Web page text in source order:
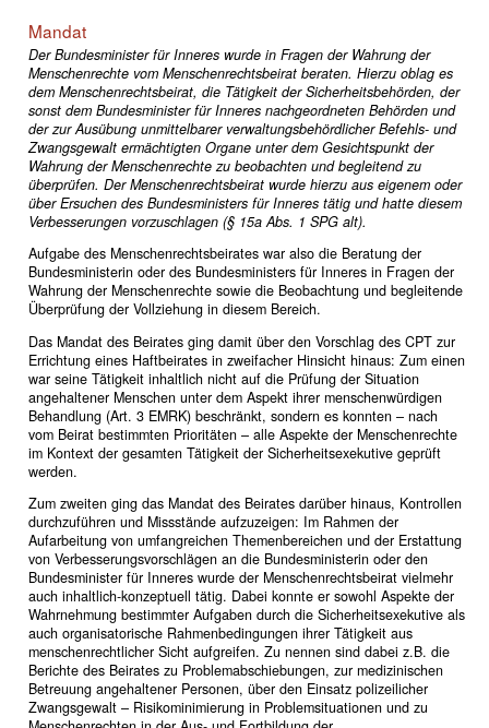
Mandat
Der Bundesminister für Inneres wurde in Fragen der Wahrung der
Menschenrechte vom Menschenrechtsbeirat beraten. Hierzu oblag es
dem Menschenrechtsbeirat, die Tätigkeit der Sicherheitsbehörden, der
sonst dem Bundesminister für Inneres nachgeordneten Behörden und
der zur Ausübung unmittelbarer verwaltungsbehördlicher Befehls- und
Zwangsgewalt ermächtigten Organe unter dem Gesichtspunkt der
Wahrung der Menschenrechte zu beobachten und begleitend zu
überprüfen. Der Menschenrechtsbeirat wurde hierzu aus eigenem oder
über Ersuchen des Bundesministers für Inneres tätig und hatte diesem
Verbesserungen vorzuschlagen (§ 15a Abs. 1 SPG alt).
Aufgabe des Menschenrechtsbeirates war also die Beratung der
Bundesministerin oder des Bundesministers für Inneres in Fragen der
Wahrung der Menschenrechte sowie die Beobachtung und begleitende
Überprüfung der Vollziehung in diesem Bereich.
Das Mandat des Beirates ging damit über den Vorschlag des CPT zur
Errichtung eines Haftbeirates in zweifacher Hinsicht hinaus: Zum einen
war seine Tätigkeit inhaltlich nicht auf die Prüfung der Situation
angehaltener Menschen unter dem Aspekt ihrer menschenwürdigen
Behandlung (Art. 3 EMRK) beschränkt, sondern es konnten – nach
vom Beirat bestimmten Prioritäten – alle Aspekte der Menschenrechte
im Kontext der gesamten Tätigkeit der Sicherheitsexekutive geprüft
werden.
Zum zweiten ging das Mandat des Beirates darüber hinaus, Kontrollen
durchzuführen und Missstände aufzuzeigen: Im Rahmen der
Aufarbeitung von umfangreichen Themenbereichen und der Erstattung
von Verbesserungsvorschlägen an die Bundesministerin oder den
Bundesminister für Inneres wurde der Menschenrechtsbeirat vielmehr
auch inhaltlich-konzeptuell tätig. Dabei konnte er sowohl Aspekte der
Wahrnehmung bestimmter Aufgaben durch die Sicherheitsexekutive als
auch organisatorische Rahmenbedingungen ihrer Tätigkeit aus
menschenrechtlicher Sicht aufgreifen. Zu nennen sind dabei z.B. die
Berichte des Beirates zu Problemabschiebungen, zur medizinischen
Betreuung angehaltener Personen, über den Einsatz polizeilicher
Zwangsgewalt – Risikominimierung in Problemsituationen und zu